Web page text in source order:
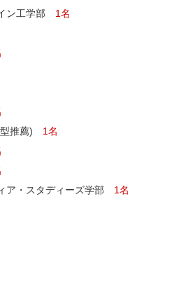
学部 1名
推薦) 1名
ア・スタディーズ学部 1名